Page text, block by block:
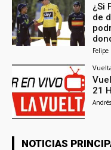
¿Si
de
Felipe
21
NOTICIAS